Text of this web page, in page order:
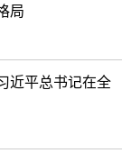
局
近平总书记在全